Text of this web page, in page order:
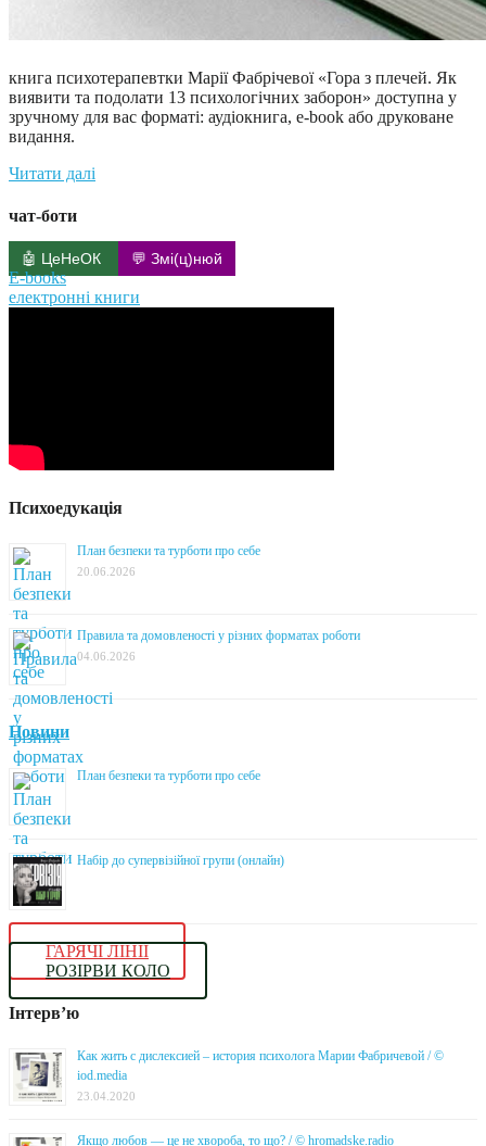
книга психотерапевтки Марії Фабрічевої «Гора з плечей. Як
виявити та подолати 13 психологічних заборон» доступна у
зручному для вас форматі: аудіокнига, e-book або друковане
видання.
Читати далі
чат-боти
🤖 ЦеНеОК 💬 Змі(ц)нюй
E-books
електронні книги
Психоедукація
План безпеки та турботи про себе
20.06.2026
Правила та домовленості у різних форматах роботи
04.06.2026
Новини
План безпеки та турботи про себе
Набір до супервізійної групи (онлайн)
ГАРЯЧІ ЛІНІЇ
РОЗІРВИ КОЛО
Інтерв’ю
Как жить с дислексией – история психолога Марии Фабричевой / ©
iod.media
23.04.2020
Якщо любов — це не хвороба, то що? / © hromadske.radio